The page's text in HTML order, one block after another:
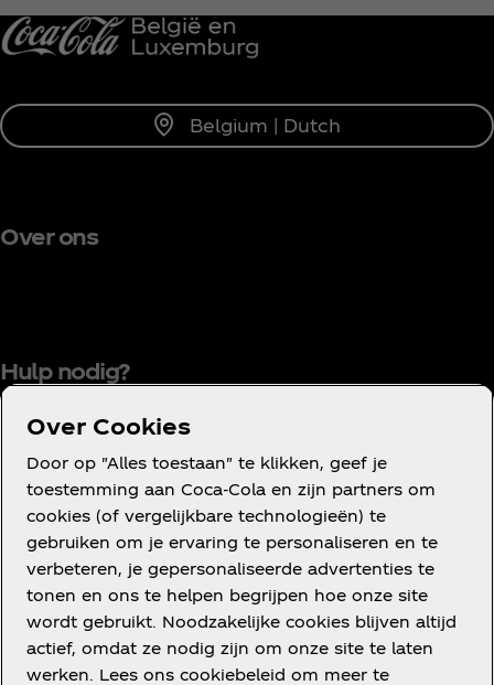
Belgium | Dutch
Over ons
Hulp nodig?
Gebruiksvoorwaarden
Mededinging
Privacyverklaring voor consumenten
Cookieverklaring
Cookie-instellingen
Toegankelijkheidsverklaring
Over Cookies
Door op "Alles toestaan" te klikken, geef je
toestemming aan Coca‑Cola en zijn partners om
cookies (of vergelijkbare technologieën) te
gebruiken om je ervaring te personaliseren en te
verbeteren, je gepersonaliseerde advertenties te
tonen en ons te helpen begrijpen hoe onze site
wordt gebruikt. Noodzakelijke cookies blijven altijd
actief, omdat ze nodig zijn om onze site te laten
werken. Lees ons cookiebeleid om meer te